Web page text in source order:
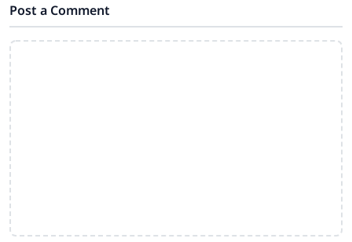
Post a Comment